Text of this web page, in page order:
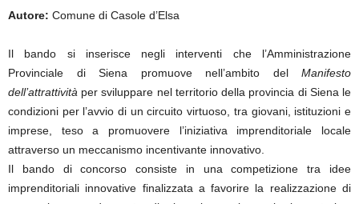
Autore: Comune di Casole d’Elsa
Il bando si inserisce negli interventi che l’Amministrazione
Provinciale di Siena promuove nell’ambito del Manifesto
dell’attrattività per sviluppare nel territorio della provincia di Siena le
condizioni per l’avvio di un circuito virtuoso, tra giovani, istituzioni e
imprese, teso a promuovere l’iniziativa imprenditoriale locale
attraverso un meccanismo incentivante innovativo.
Il bando di concorso consiste in una competizione tra idee
imprenditoriali innovative finalizzata a favorire la realizzazione di